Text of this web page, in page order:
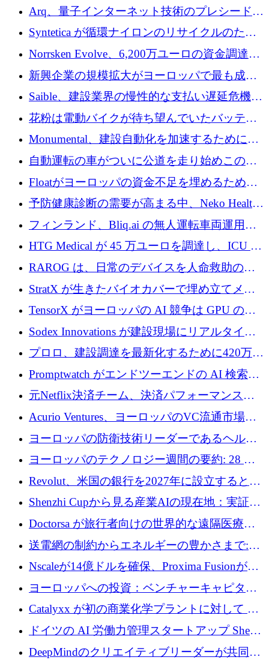
ためにシリーズCで7,000万ドルを調達
Arq、量子インターネット技術のプレシードと
して140万ドルを確保
Syntetica が循環ナイロンのリサイクルのため
にシリーズ A で 3,000 万ドルを調達
Norrsken Evolve、6,200万ユーロの資金調達
後、アムステルダムに根を張る
新興企業の規模拡大がヨーロッパで最も成功
した創業者を生み出す、アントラー氏が発見
Saible、建設業界の慢性的な支払い遅延危機に
対処するために 290 万ポンドを調達
花粉は電動バイクが待ち望んでいたバッテリ
ー交換ネットワークを構築している
Monumental、建設自動化を加速するためにシ
リーズ B で 3,200 万ドルを確保
自動運転の車がついに公道を走り始めこの国
が世界をリードしようとしている
Floatがヨーロッパの資金不足を埋めるために
シリーズAで450万ユーロを調達
予防健康診断の需要が高まる中、Neko Health
が 7 億ドルを調達
フィンランド、Bliq.ai の無人運転車両運用を
認可
HTG Medical が 45 万ユーロを調達し、ICU の
尿モニタリングを自動化するための MDR 認
証を獲得
RAROG は、日常のデバイスを人命救助の救
助ビーコンに変えるために 16 万 2,000 ユーロ
StratX が生きたバイオカバーで埋め立てメタ
ン対策に 119 万ドルを調達
TensorX がヨーロッパの AI 競争は GPU の所
有者によって決まると考える理由
Sodex Innovations が建設現場にリアルタイム
のインテリジェンスをもたらすために 400 万
ユーロを確保
プロロ、建設調達を最新化するために420万ポ
ンドを調達
Promptwatch がエンドツーエンドの AI 検索最
適化プラットフォームを拡張するために 600
元Netflix決済チーム、決済パフォーマンスプ
ラットフォームNopanのためにこれまでに720
万ユーロを調達
Acurio Ventures、ヨーロッパのVC流通市場の
流動性を解放するために1億1,500万ユーロの
ファンドを立ち上げる
ヨーロッパの防衛技術リーダーであるヘルシ
ングは、180億ドルの評価額で18億ドルのシリ
ヨーロッパのテクノロジー週間の要約: 28 億
ユーロを超える 70 以上のテクノロジー資金調
Revolut、米国の銀行を2027年に設立すると米
国の社長が語る
Shenzhi Cupから見る産業AIの現在地：実証と
産業実装への道筋
Doctorsa が旅行者向けの世界的な遠隔医療プ
ラットフォームを拡大するために 100 万ユー
ロを調達
送電網の制約からエネルギーの豊かさまで:
Envision の Gobi X がヨーロッパの AI の未来
にどのように貢献できるか
Nscaleが14億ドルを確保、Proxima Fusionが4
億1,100万ユーロを獲得、Invest EuropeはVCの
ヨーロッパへの投資：ベンチャーキャピタル
が過去2番目に高い水準に到達
Catalyxx が初の商業化学プラントに対して EU
から 2,000 万ユーロ以上の支援を獲得
ドイツの AI 労働力管理スタートアップ Sherpa
がプレシードで 220 万ドルを調達
DeepMindのクリエイティブリーダーが共同設